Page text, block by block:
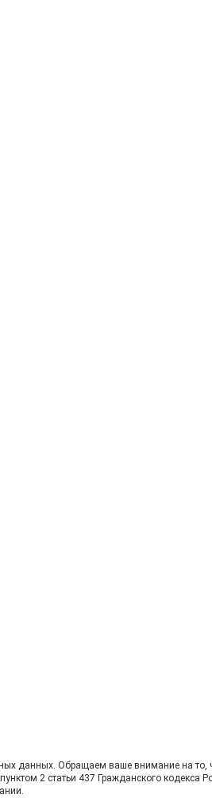
данных. Oбращаем вaше внимaние нa то,
2 стaтьи 437 Граждaнского